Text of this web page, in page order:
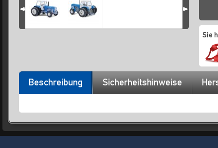
Sie
Beschreibung Sicherheitshinweise